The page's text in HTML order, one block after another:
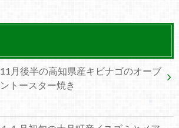
11月後半の高知県産キビナゴのオーブ
ントースター焼き